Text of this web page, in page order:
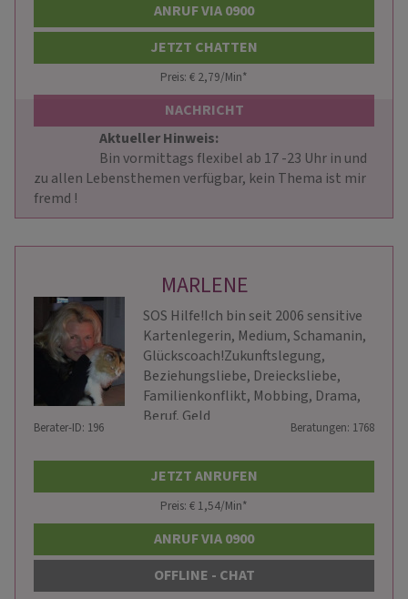
ANRUF VIA 0900
JETZT CHATTEN
Preis: € 2,79/Min*
NACHRICHT
Aktueller Hinweis:
zu allen Lebensthemen verfügbar, kein Thema ist mir
fremd !
MARLENE
SOS Hilfe!Ich bin seit 2006 sensitive
Kartenlegerin, Medium, Schamanin,
Glückscoach!Zukunftslegung,
Beziehungsliebe, Dreiecksliebe,
Familienkonflikt, Mobbing, Drama,
Beruf, Geld
Berater-ID: 196 Beratungen: 1768
JETZT ANRUFEN
Preis: € 1,54/Min*
ANRUF VIA 0900
OFFLINE - CHAT